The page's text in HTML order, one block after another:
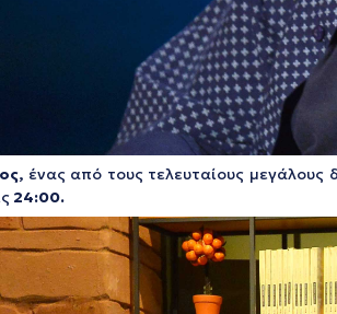
ένας από τους τελευταίους
24:00.